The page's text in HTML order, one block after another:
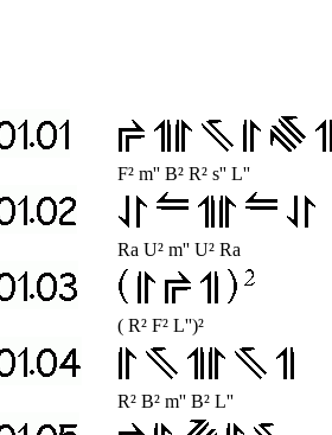
F² m'' B² R² s'' L''
Ra U² m'' U² Ra
( R² F² L'')²
R² B² m'' B² L''